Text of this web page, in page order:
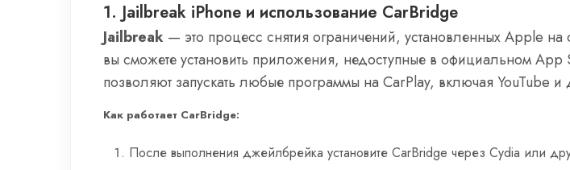
1. Jailbreak iPhone и использование CarBridge
Jailbreak — это процесс снятия ограничений, установленных Apple
вы сможете установить приложения, недоступные в официальном App
позволяют запускать любые программы на CarPlay, включая YouTube
Как работает CarBridge:
После выполнения джейлбрейка установите CarBridge через Cydia или